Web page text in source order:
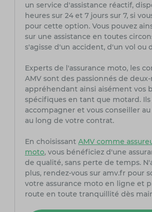
un service d'assistance réactif,
heures sur 24 et 7 jours sur 7, si
pour cette option. Vous pouvez
sur une assistance en toutes
s'agisse d'un accident, d'un vol ou
Experts de l'assurance moto, les
AMV sont des passionnés de deux-
appréhendant ainsi aisément vos
spécifiques en tant que motard. Ils
accompagner et vous conseiller
au long de votre contrat.
En choisissant AMV comme
moto, vous bénéficiez d'une
de qualité, sans perte de temps.
plus, rendez-vous sur amv.fr pour
votre assurance moto en ligne et
route en toute tranquillité dès